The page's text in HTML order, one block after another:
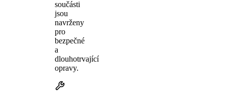
součásti
jsou
navrženy
pro
bezpečné
a
dlouhotrvající
opravy.